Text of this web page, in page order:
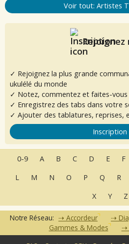
Voir tout: Artistes
Rejoignez
✓ Rejoignez la plus grande
ukulélé du monde
✓ Notez, commentez et faites-vous
✓ Enregistrez des tabs dans votre
✓ Ajouter des tablatures, reprises,
Inscription
0-9 A B C D E F
L
M N O P Q R
X
Y Z
Notre Réseau: Accordeur
Gammes & Modes